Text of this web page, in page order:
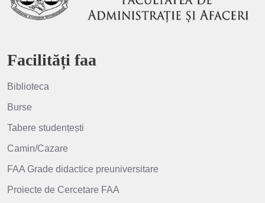
Facilități faa
Biblioteca
Burse
Tabere studențești
Camin/Cazare
FAA Grade didactice preuniversitare
Proiecte de Cercetare FAA